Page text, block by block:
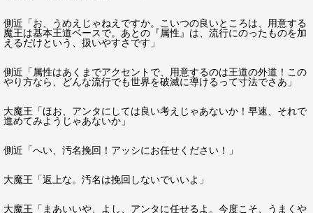
側近「お、うめえじゃねえですか。こいつの良いところは、用意する
魔王は基本王道ベースで。あとの『属性』は、流行にのったものを加
えるだけという、扱いやすさです」
側近「属性はあくまでアクセントで、用意するのは王道の外道！この
やり方なら、どんな流行でも世界を破滅に導けるって寸法でさあ」
大魔王「ほお、アンタにしては良い考えじゃあないか！早速、それで
進めてみようじゃあないか」
側近「へい、汚名挽回！アッシにお任せください！」
大魔王「返上な。汚名は挽回しないでいいよ」
大魔王「まあいいや、よし、アンタに任せるよ。今度こそ、うまくや